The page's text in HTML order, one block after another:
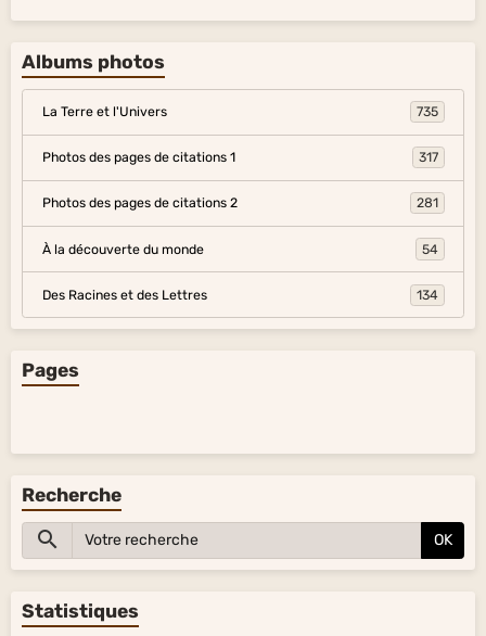
Albums photos
La Terre et l'Univers 735
Photos des pages de citations 1 317
Photos des pages de citations 2 281
À la découverte du monde 54
Des Racines et des Lettres 134
Pages
Recherche
OK
Statistiques